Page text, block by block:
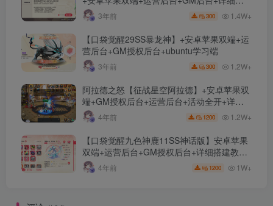
建教程3年前 300 1.4W+
【口袋觉醒29SS暴龙神】+安卓苹果双端+运
营后台+GM授权后台+ubuntu学习端
3年前 300 1.2W+
阿拉德之怒【征战星空阿拉德】+安卓苹果双
端+GM授权后台+运营后台+活动全开+详细
教程 4年前 1200 1.2W+
【口袋觉醒九色神鹿11SS神话版】安卓苹果
双端+运营后台+GM授权后台+详细搭建教
程。 4年前 1200 1W+